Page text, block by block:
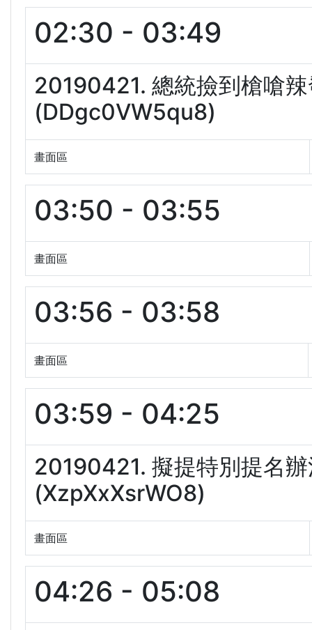
02:30 - 03:49
20190421. 總統撿到槍嗆
(DDgc0VW5qu8)
畫面區
03:50 - 03:55
畫面區
03:56 - 03:58
畫面區
03:59 - 04:25
20190421. 擬提特別提名
(XzpXxXsrWO8)
畫面區
04:26 - 05:08